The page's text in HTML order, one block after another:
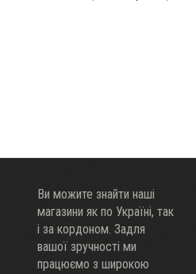
Ви можите знайти наші
магазини як по Украïні, так
і за кордоном. Задля
вашої зручності ми
працюємо з широкою